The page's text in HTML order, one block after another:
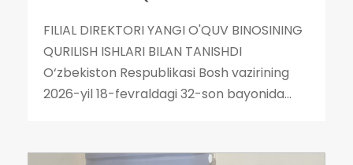
FILIAL DIREKTORI YANGI O'QUV BINOSINING
QURILISH ISHLARI BILAN TANISHDI
O‘zbekiston Respublikasi Bosh vazirining
2026-yil 18-fevraldagi 32-son bayonida...